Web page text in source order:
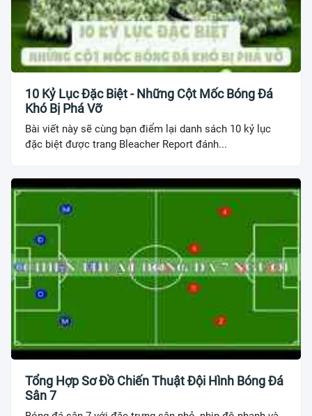
10 Kỷ Lục Đặc Biệt - Những Cột Mốc Bóng Đá
Khó Bị Phá Vỡ
Bài viết này sẽ cùng bạn điểm lại danh sách 10 kỷ lục
đặc biệt được trang Bleacher Report đánh...
Tổng Hợp Sơ Đồ Chiến Thuật Đội Hình Bóng Đá
Sân 7